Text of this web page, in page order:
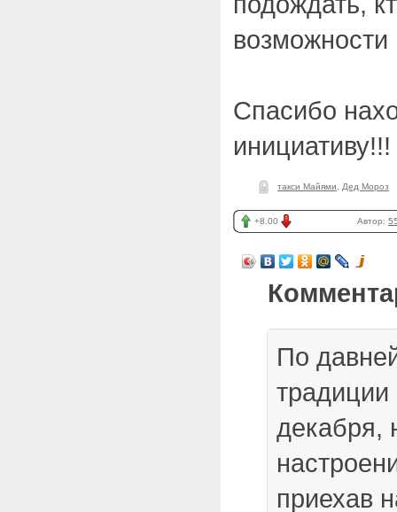
возможности
Спасибо
инициативу!!!
такси Майями Дед Мороз
+8.00 Автор:
По
традиции
декабря,
приехав